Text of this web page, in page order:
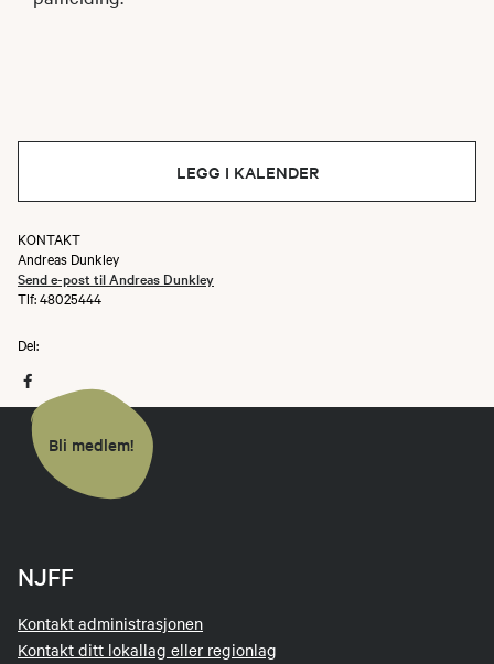
LEGG I KALENDER
KONTAKT
Andreas Dunkley
Send e-post til Andreas Dunkley
Tlf: 48025444
Del:
Bli medlem!
NJFF
Kontakt administrasjonen
Kontakt ditt lokallag eller regionlag